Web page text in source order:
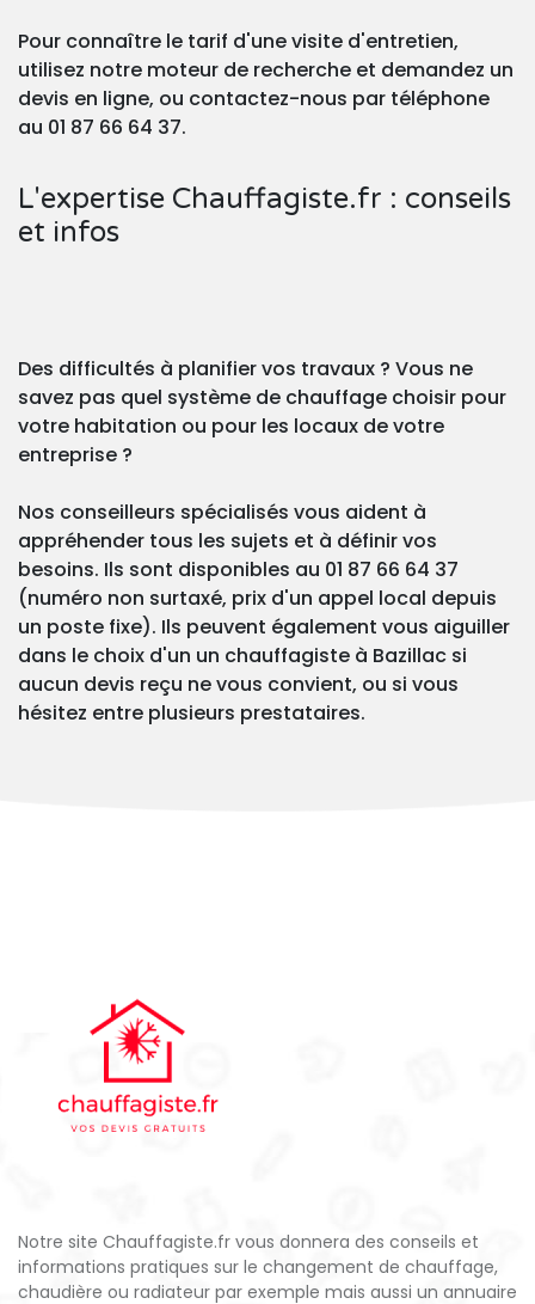
Pour connaître le tarif d'une visite d'entretien,
utilisez notre moteur de recherche et demandez un
devis en ligne, ou contactez-nous par téléphone
au 01 87 66 64 37.
L'expertise Chauffagiste.fr : conseils
et infos
Des difficultés à planifier vos travaux ? Vous ne
savez pas quel système de chauffage choisir pour
votre habitation ou pour les locaux de votre
entreprise ?
Nos conseilleurs spécialisés vous aident à
appréhender tous les sujets et à définir vos
besoins. Ils sont disponibles au 01 87 66 64 37
(numéro non surtaxé, prix d'un appel local depuis
un poste fixe). Ils peuvent également vous aiguiller
dans le choix d'un un chauffagiste à Bazillac si
aucun devis reçu ne vous convient, ou si vous
hésitez entre plusieurs prestataires.
Notre site Chauffagiste.fr vous donnera des conseils et
informations pratiques sur le changement de chauffage,
chaudière ou radiateur par exemple mais aussi un annuaire